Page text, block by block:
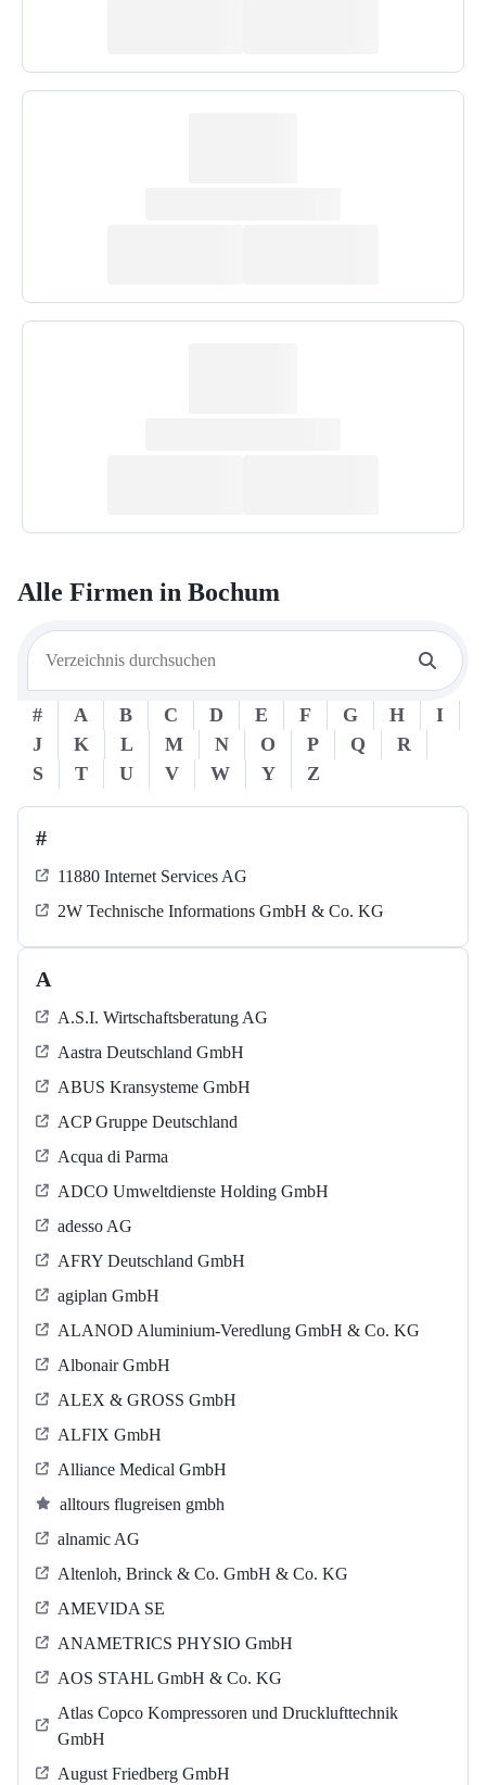
Alle Firmen in Bochum
# A B C D E F G H
I
J
K L M N O P Q
R
S
T U V W Y Z
#
11880 Internet Services AG
2W Technische Informations GmbH & Co. KG
A
A.S.I. Wirtschaftsberatung AG
Aastra Deutschland GmbH
ABUS Kransysteme GmbH
ACP Gruppe Deutschland
Acqua di Parma
ADCO Umweltdienste Holding GmbH
adesso AG
AFRY Deutschland GmbH
agiplan GmbH
ALANOD Aluminium-Veredlung GmbH & Co. KG
Albonair GmbH
ALEX & GROSS GmbH
ALFIX GmbH
Alliance Medical GmbH
alltours flugreisen gmbh
alnamic AG
Altenloh, Brinck & Co. GmbH & Co. KG
AMEVIDA SE
ANAMETRICS PHYSIO GmbH
AOS STAHL GmbH & Co. KG
Atlas Copco Kompressoren und Drucklufttechnik
GmbH
August Friedberg GmbH